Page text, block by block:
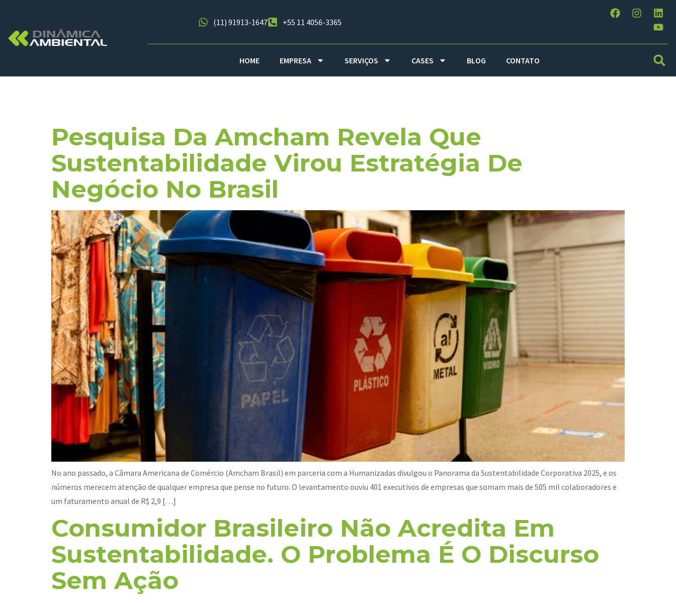
(11) 91913-1647 +55 11 4056-3365
HOME EMPRESA SERVIÇOS CASES BLOG CONTATO
Pesquisa Da Amcham Revela Que
Sustentabilidade Virou Estratégia De
Negócio No Brasil
No ano passado, a Câmara Americana de Comércio (Amcham Brasil) em parceria com a Humanizadas divulgou o Panorama da Sustentabilidade Corporativa 2025, e os
números merecem atenção de qualquer empresa que pense no futuro. O levantamento ouviu 401 executivos de empresas que somam mais de 505 mil colaboradores e
um faturamento anual de R$ 2,9 […]
Consumidor Brasileiro Não Acredita Em
Sustentabilidade. O Problema É O Discurso
Sem Ação